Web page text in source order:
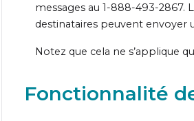
messages au 1-888-493-2867.
destinataires peuvent envoyer
Notez que cela ne s’applique
Fonctionnalité